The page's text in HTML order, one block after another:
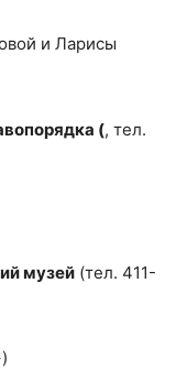
и Ларисы
(, тел.
музей (тел. 411-